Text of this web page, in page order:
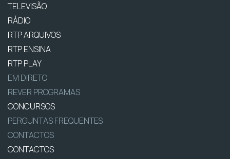
TELEVISÃO
RÁDIO
RTP ARQUIVOS
RTP ENSINA
RTP PLAY
EM DIRETO
REVER PROGRAMAS
CONCURSOS
PERGUNTAS FREQUENTES
CONTACTOS
CONTACTOS